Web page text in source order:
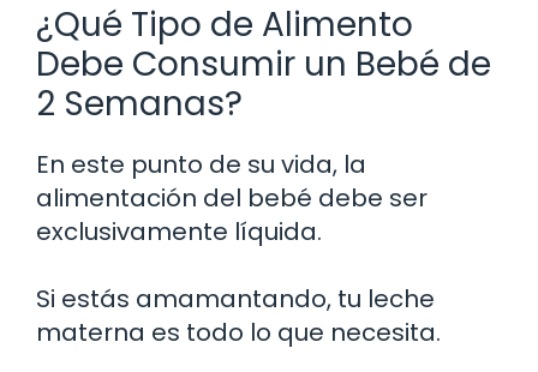
¿Qué Tipo de Alimento
Debe Consumir un Bebé de
2 Semanas?
En este punto de su vida, la
alimentación del bebé debe ser
exclusivamente líquida.
Si estás amamantando, tu leche
materna es todo lo que necesita.